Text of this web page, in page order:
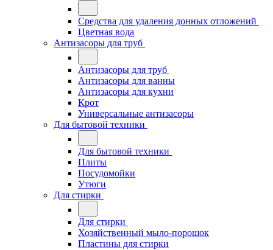
Средства для удаления донных отложений
Цветная вода
Антизасоры для труб
Антизасоры для труб
Антизасоры для ванны
Антизасоры для кухни
Крот
Универсальные антизасоры
Для бытовой техники
Для бытовой техники
Плиты
Посудомойки
Утюги
Для стирки
Для стирки
Хозяйственный мыло-порошок
Пластины для стирки